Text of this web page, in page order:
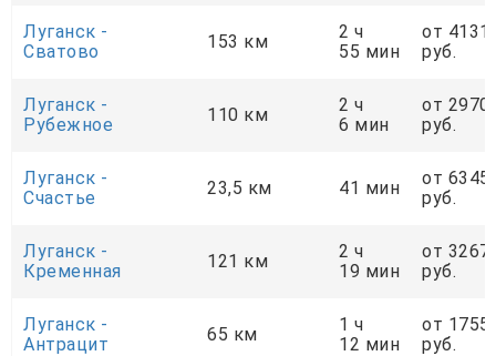
Луганск -
Сватово
153 км
2 ч
55 мин
от 4131
руб.
Луганск -
Рубежное
110 км
2 ч
6 мин
от 2970
руб.
Луганск -
Счастье
23,5 км 41 мин
от 6345
руб.
Луганск -
Кременная
121 км
2 ч
19 мин
от 3267
руб.
Луганск -
Антрацит
65 км
1 ч
12 мин
от 1755
руб.